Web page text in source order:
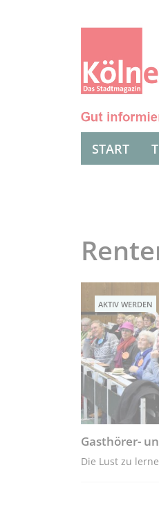
START
AKTIV WERDEN
Gasthörer-
Die Lust zu